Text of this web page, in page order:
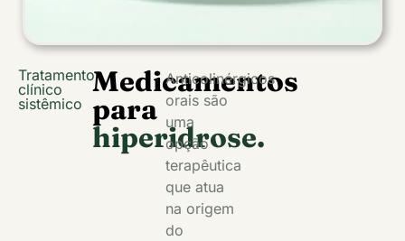
Tratamento
clínico
sistêmico
Medicamentos
para
hiperidrose.
Anticolinérgicos
orais são
uma
opção
terapêutica
que atua
na origem
do